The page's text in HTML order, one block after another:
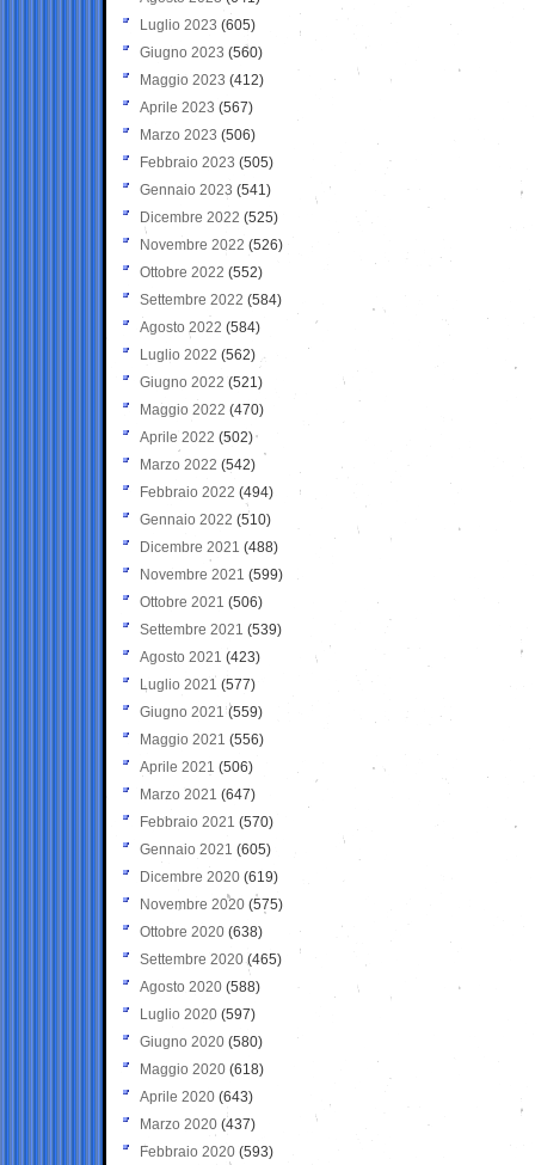
Luglio 2023 (605)
Giugno 2023 (560)
Maggio 2023 (412)
Aprile 2023 (567)
Marzo 2023 (506)
Febbraio 2023 (505)
Gennaio 2023 (541)
Dicembre 2022 (525)
Novembre 2022 (526)
Ottobre 2022 (552)
Settembre 2022 (584)
Agosto 2022 (584)
Luglio 2022 (562)
Giugno 2022 (521)
Maggio 2022 (470)
Aprile 2022 (502)
Marzo 2022 (542)
Febbraio 2022 (494)
Gennaio 2022 (510)
Dicembre 2021 (488)
Novembre 2021 (599)
Ottobre 2021 (506)
Settembre 2021 (539)
Agosto 2021 (423)
Luglio 2021 (577)
Giugno 2021(559)
Maggio 2021 (556)
Aprile 2021 (506)
Marzo 2021 (647)
Febbraio 2021 (570)
Gennaio 2021 (605)
Dicembre 2020 (619)
Novembre 2020 (575)
Ottobre 2020 (638)
Settembre 2020(465)
Agosto 2020 (588)
Luglio 2020 (597)
Giugno 2020 (580)
Maggio 2020 (618)
Aprile 2020 (643)
Marzo 2020 (437)
Febbraio 2020 (593)